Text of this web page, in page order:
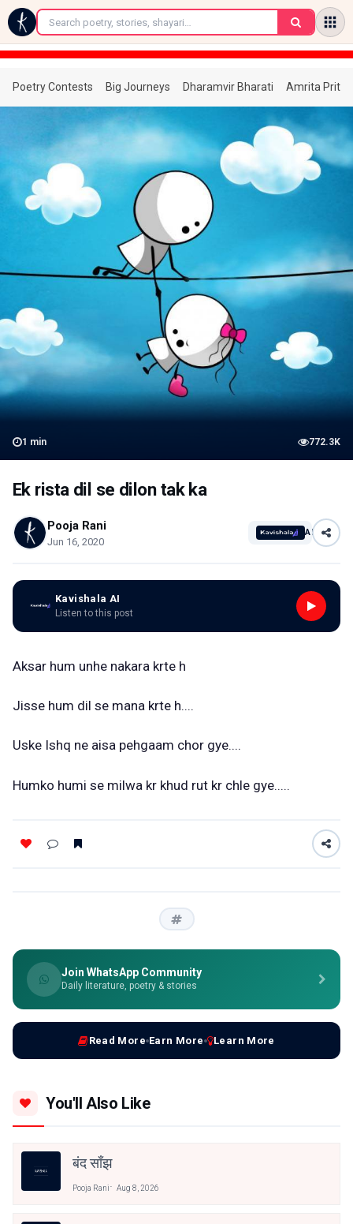
←
Poetry Contests Big Journeys Dharamvir Bharati Amrita
1 min 772.3K
Ek rista dil se dilon tak ka
Pooja Rani
Jun 16, 2020
AI
Kavishala AI
Listen to this post
Aksar hum unhe nakara krte h
Jisse hum dil se mana krte h....
Uske Ishq ne aisa pehgaam chor gye....
Humko humi se milwa kr khud rut kr chle gye.....
Join WhatsApp Community
Daily literature, poetry & stories
Read More Earn More Learn More
You'll Also Like
बंद साँझ
Pooja Rani Aug 8, 2026